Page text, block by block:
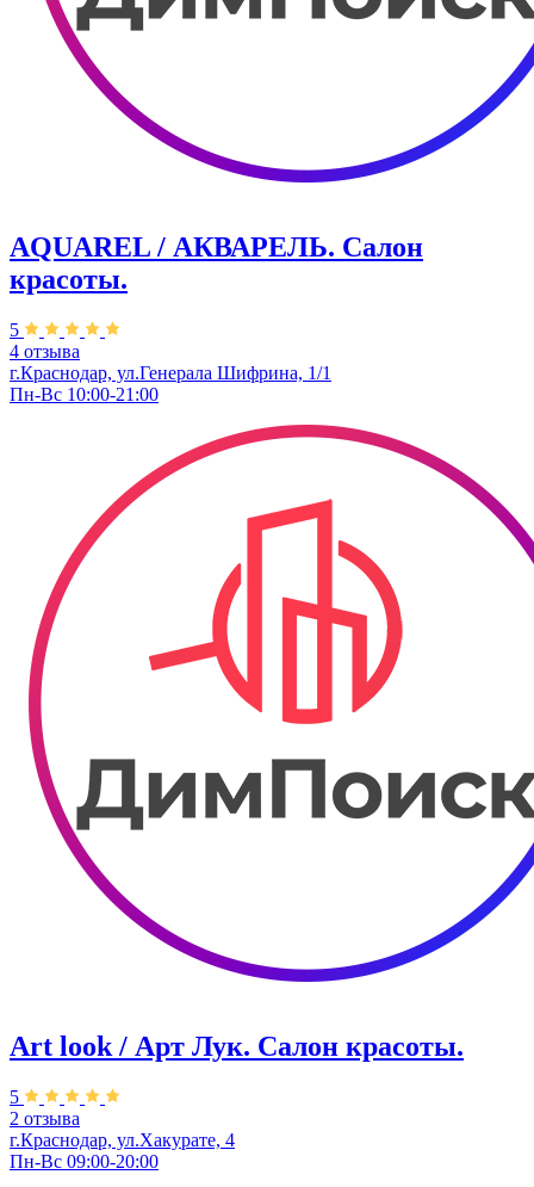
AQUAREL / АКВАРЕЛЬ. Салон
красоты.
5
4 отзыва
г.Краснодар, ул.Генерала Шифрина, 1/1
Пн-Вс 10:00-21:00
Art look / Арт Лук. Салон красоты.
5
2 отзыва
г.Краснодар, ул.Хакурате, 4
Пн-Вс 09:00-20:00